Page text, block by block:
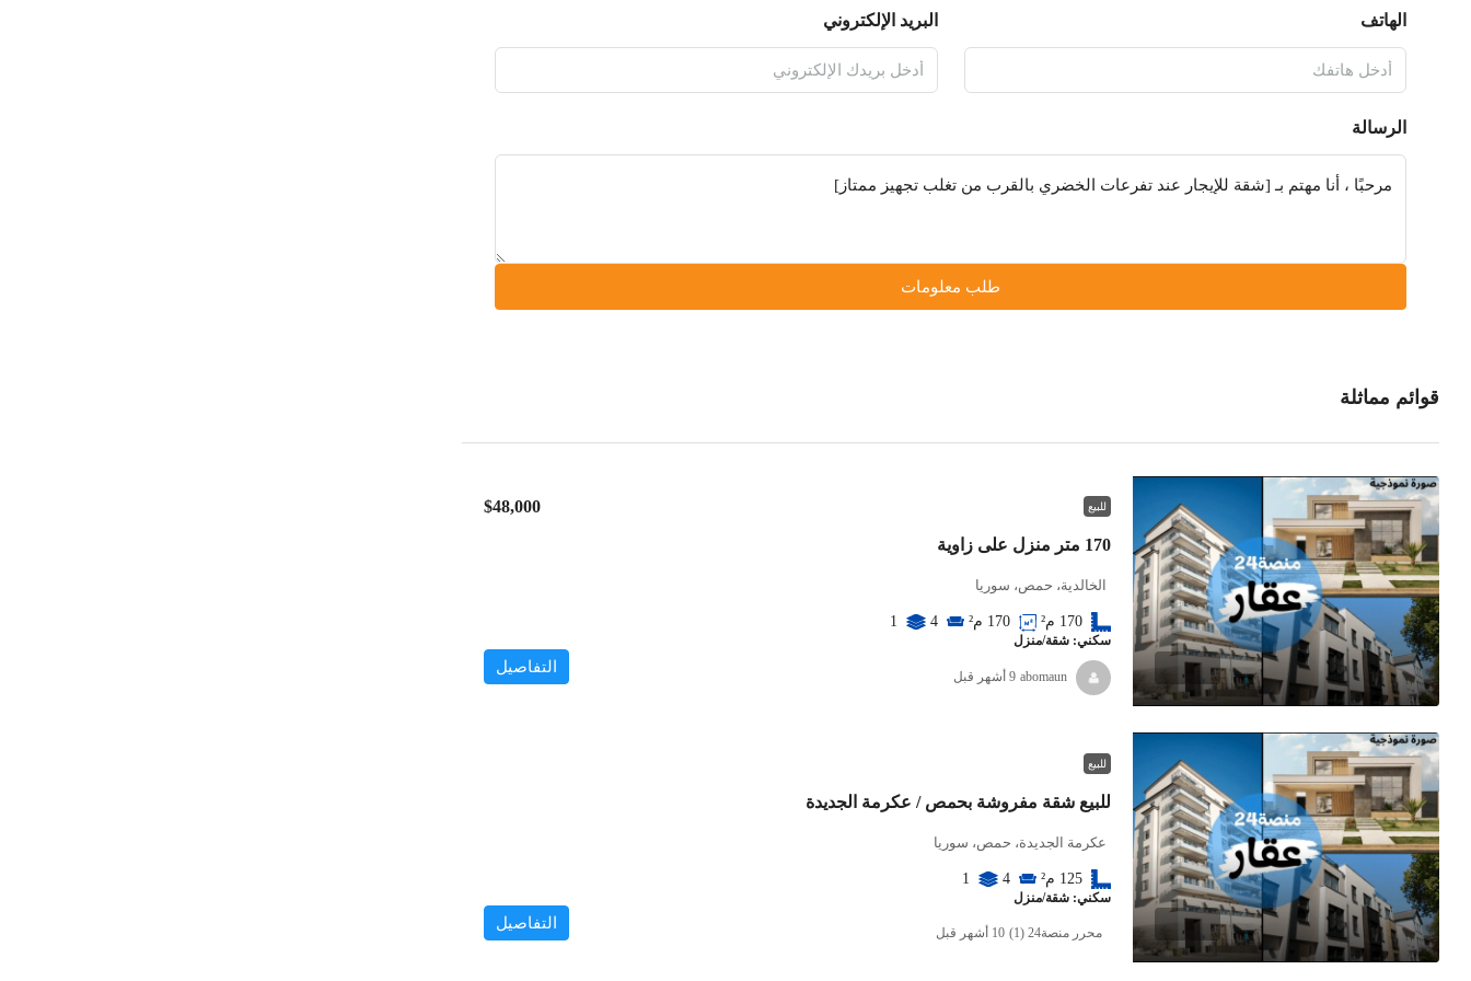
الهاتف البريد الإلكتروني
الرسالة
طلب معلومات
قوائم مماثلة
للبيع
170 متر منزل على زاوية
$48,000
الخالدية، حمص، سوريا
170 م² 170 م² 4
1
سكني: شقة/منزل
التفاصيل
abomaun
للبيع
للبيع شقة مفروشة بحمص / عكرمة الجديدة
عكرمة الجديدة، حمص، سوريا
125 م² 4
1
سكني: شقة/منزل
التفاصيل
محرر منصة24 (1)